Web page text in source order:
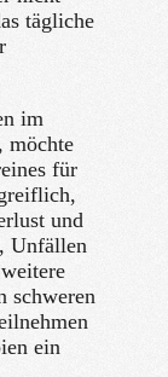
tägliche
im
möchte
für
und
Unfällen
schweren
ein